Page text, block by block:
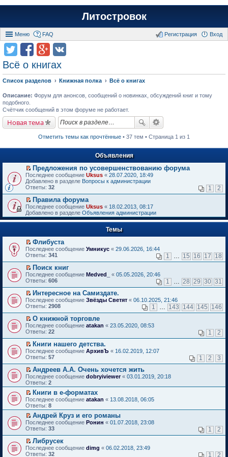
Литостровок
Меню FAQ Вход
Регистрация
Всё о книгах
Список разделов Книжная полка Всё о книгах
Описание: Форум для анонсов, сообщений о новинках, обсуждений книг и тому
подобного.
Счётчик сообщений в этом форуме не работает.
Новая тема
Отметить темы как прочтённые • 37 тем • Страница 1 из 1
Объявления
П
е
р
й
т
и
к
п
в
о
м
у
н
е
п
р
о
ч
и
т
а
н
н
о
м
у
с
о
о
б
щ
е
н
и
ю
Предложения по усовершенствованию форума
Последнее сообщение Uksus « 28.07.2020, 18:49
Добавлено в разделе Вопросы к администрации
Ответы: 32 1 2
П
е
р
е
т
и
к
п
р
в
о
м
у
н
е
п
р
о
ч
и
т
а
н
н
о
м
у
с
о
о
б
щ
е
н
и
ю
Правила форума
Последнее сообщение Uksus « 18.02.2013, 08:17
Добавлено в разделе Объявления администрации
Темы
П
е
е
й
т
и
к
п
е
р
в
о
м
у
н
е
п
р
о
ч
и
т
а
н
н
о
м
у
с
о
о
б
щ
е
Флибуста
Последнее сообщение Умникус « 29.06.2026, 16:44
Ответы: 341 1 15 16 17 18
П
е
е
й
т
и
к
п
е
р
в
о
м
у
н
е
п
р
о
ч
и
т
а
н
н
о
м
у
с
Поиск книг
Последнее сообщение Medved_ « 05.05.2026, 20:46
Ответы: 606 1 28 29 30 31
П
е
е
й
т
и
к
п
е
р
в
о
м
у
н
е
п
р
о
ч
и
а
н
н
Интересное на Самиздате.
Последнее сообщение Звёзды Светят « 06.10.2025, 21:46
Ответы: 2908 1 143 144 145 146
П
е
е
й
т
и
к
п
е
р
в
о
м
у
н
е
п
р
о
ч
и
О книжной торговле
Последнее сообщение atakan « 23.05.2020, 08:53
Ответы: 22 1 2
П
е
е
й
т
и
п
е
р
в
о
м
у
н
е
п
Книги нашего детства.
Последнее сообщение АрхивЪ « 16.02.2019, 12:07
Ответы: 57 1 2 3
П
е
р
е
й
т
и
к
п
е
р
в
о
м
Андреев А.А. Очень хочется жить
Последнее сообщение dobryiviewer« 03.01.2019, 20:18
Ответы: 2
П
е
р
е
й
т
и
к
п
е
Книги в е-форматах
Последнее сообщение atakan « 13.08.2018, 06:05
Ответы: 8
П
е
е
й
т
Андрей Круз и его романы
Последнее сообщение Ронин « 01.07.2018, 23:08
Ответы: 33 1 2
П
е
Либрусек
Последнее сообщение dimg « 06.02.2018, 23:49
Ответы: 32 1 2